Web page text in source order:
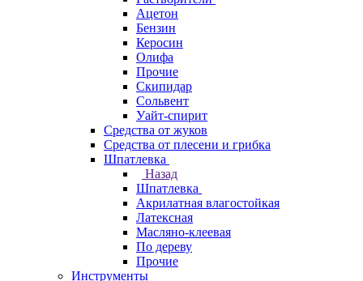
Ацетон
Бензин
Керосин
Олифа
Прочие
Скипидар
Сольвент
Уайт-спирит
Средства от жуков
Средства от плесени и грибка
Шпатлевка
Назад
Шпатлевка
Акрилатная влагостойкая
Латексная
Масляно-клеевая
По дереву
Прочие
Инструменты